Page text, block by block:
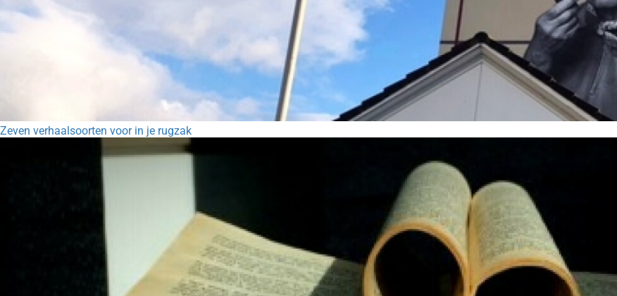
Zeven verhaalsoorten voor in je rugzak